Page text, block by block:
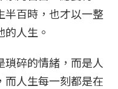
半百時，也才以一整
人生。
碎的情緒，而是人
而人生每一刻都是在